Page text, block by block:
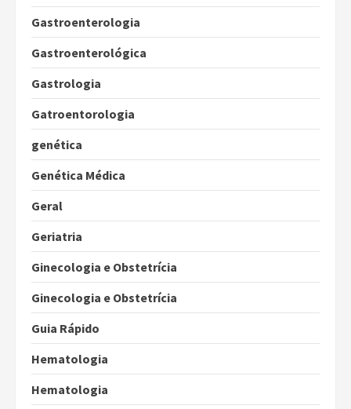
Gastroenterologia
Gastroenterológica
Gastrologia
Gatroentorologia
genética
Genética Médica
Geral
Geriatria
Ginecologia e Obstetrícia
Ginecologia e Obstetrícia
Guia Rápido
Hematologia
Hematologia